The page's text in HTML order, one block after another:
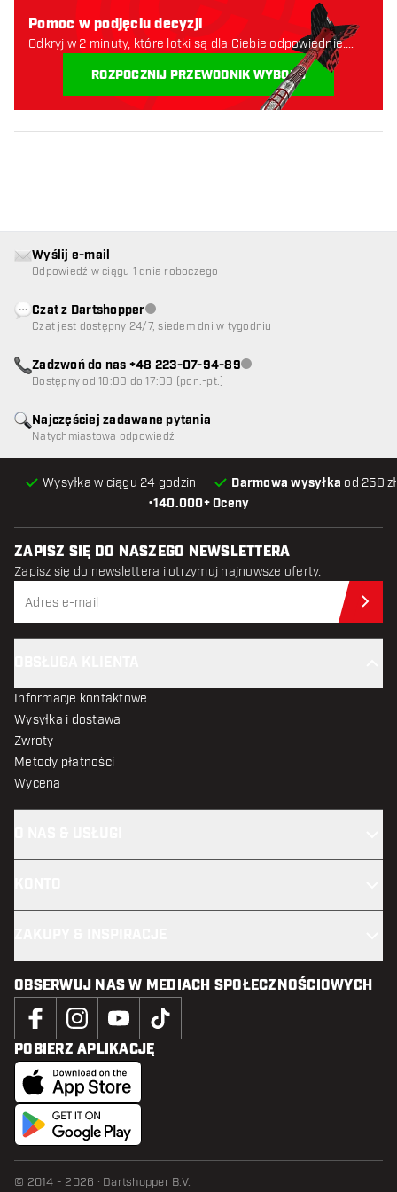
Pomoc w podjęciu decyzji
Odkryj w 2 minuty, które lotki są dla Ciebie odpowiednie.
ROZPOCZNIJ PRZEWODNIK WYBORU
•140.000+ Oceny
Wysyłka w ciągu 24 godzin Darmowa wysyłka od 250
Najczęściej zadawane pytania
Natychmiastowa odpowiedź
Wyślij e-mail
Odpowiedź w ciągu 1 dnia roboczego
Czat z DartshopperObsługa klienta niedostępna
Czat jest dostępny 24/7, siedem dni w tygodniu
Zadzwoń do nas +48 223-07-94-89Obsługa klienta niedostępna
Dostępny od 10:00 do 17:00 (pon.-pt.)
ZAPISZ SIĘ DO NASZEGO NEWSLETTERA
Zapisz się do newslettera i otrzymuj najnowsze oferty.
Informacje kontaktowe
Wysyłka i dostawa
Zwroty
Metody płatności
Wycena
OBSERWUJ NAS W MEDIACH SPOŁECZNOŚCIOWYCH
POBIERZ APLIKACJĘ
© 2014 - 2026 · Dartshopper B.V.